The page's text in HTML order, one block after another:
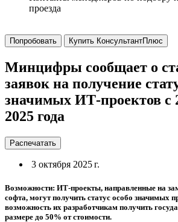
проезда
Попробовать Купить КонсультантПлюс
Минцифры сообщает о
заявок на получение
значимых ИТ-проектов с
2025 года
Распечатать
3 октября 2025 г.
Возможности: ИТ-проекты, направленные на
софта, могут получить статус особо значимых
возможность их разработчикам получить
размере до 50% от стоимости.